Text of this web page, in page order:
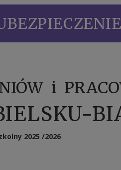
i
2025 /2026